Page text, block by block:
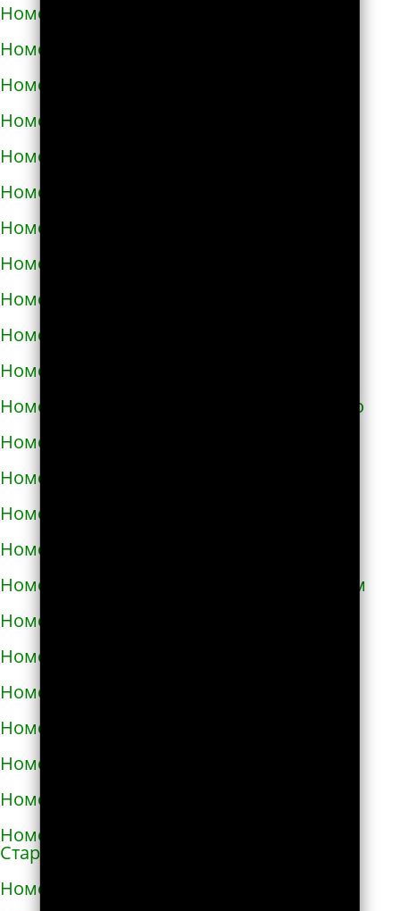
Номера телефонов такси в Пятихатках
Номера телефонов такси в Раздельной
Номера телефонов такси в Ракитном
Номера телефонов такси в Рахове
Номера телефонов такси в Рени
Номера телефонов такси в Ровно
Номера телефонов такси в Ромнах
Номера телефонов такси в Самборе
Номера телефонов такси в Сарнах
Номера телефонов такси в Сваляве
Номера телефонов такси в Светловодске
Номера телефонов такси в Синельниково
Номера телефонов такси в Скадовске
Номера телефонов такси в Сквире
Номера телефонов такси в Славуте
Номера телефонов такси в Славутиче
Номера телефонов такси в Слобожанском
Номера телефонов такси в Смеле
Номера телефонов такси в Снигирёвке
Номера телефонов такси в Снятыне
Номера телефонов такси в Сокале
Номера телефонов такси в Солоницевке
Номера телефонов такси в Сосновке
Номера телефонов такси в
Староконстантинове
Номера телефонов такси в Стебнике